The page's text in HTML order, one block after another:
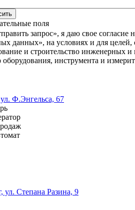
поля
запрос», я даю свое согласие
данных», на условиях и для
и строительство инженерных и
инструмента и
Ф.Энгельса, 67
ул. Степана Разина, 9